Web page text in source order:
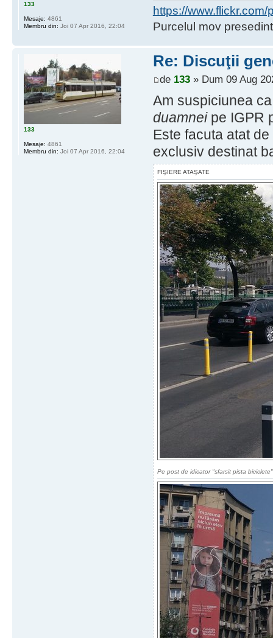
https://
Purcelul mov
133
Mesaje: 4861
Membru din: Joi 07 Apr 2016, 22:04
Re: Discuţii
de 133» Dum 09 Aug
Am suspiciunea
duamneipe IGPR
Este facuta atat
exclusiv destinat
FIŞIERE ATAŞATE
Pe post de idicator "sfarsit pista
133
Mesaje: 4861
Membru din: Joi 07 Apr 2016, 22:04